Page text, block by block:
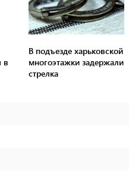
в
В подъезде харьковской
многоэтажки задержали
стрелка